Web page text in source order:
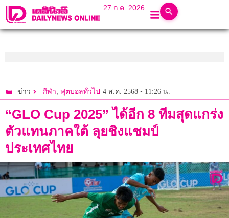
27 ก.ค. 2026
ข่าว กีฬา, ฟุตบอลทั่วไป 4 ส.ค. 2568 • 11:26 น.
“GLO Cup 2025” ได้อีก 8 ทีมสุดแกร่ง
ตัวแทนภาคใต้ ลุยชิงแชมป์
ประเทศไทย